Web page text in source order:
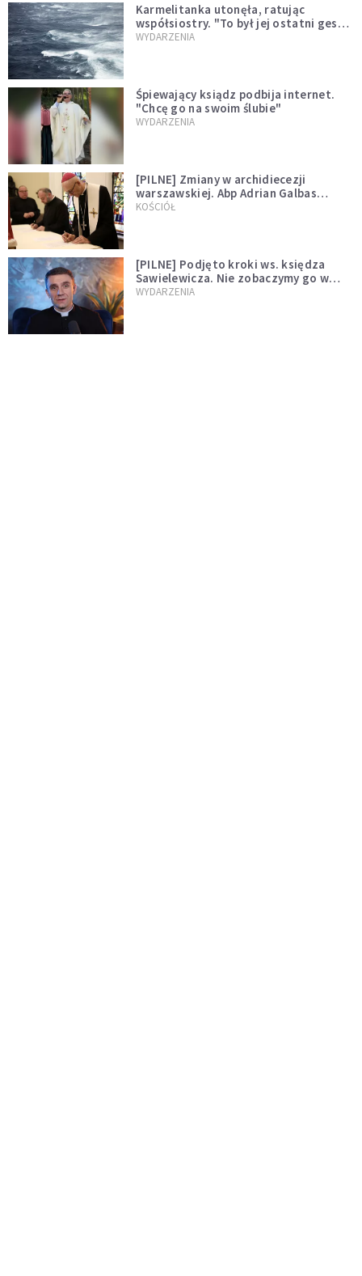
Karmelitanka utonęła, ratując
współsiostry. "To był jej ostatni gest
miłości"
WYDARZENIA
Śpiewający ksiądz podbija internet.
"Chcę go na swoim ślubie"
WYDARZENIA
[PILNE] Zmiany w archidiecezji
warszawskiej. Abp Adrian Galbas
wręczył dekrety nowym proboszczom
KOŚCIÓŁ
[PILNE] Podjęto kroki ws. księdza
Sawielewicza. Nie zobaczymy go w
mediach
WYDARZENIA